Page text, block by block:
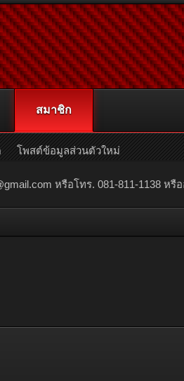
หรือโทร. 081-811-1138 หรื
สมาชิก
โพสต์ข้อมูลส่วนตัวใหม่